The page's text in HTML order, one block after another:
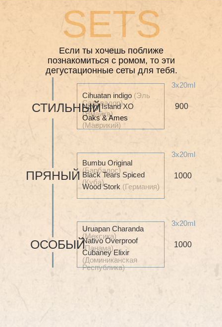
SETS
Если ты хочешь поближе
познакомиться с ромом, то эти
дегустационные сеты для тебя.
Nativo Overproof
(Панама)
Cubaney Elixir
(Доминиканская
Республика)
1000
Uruapan Charanda
(Мексика)
3х20ml
1000
Wood Stork (Германия)
Bumbu Original
(Барбадос)
Black Tears Spiced
(Куба)
3х20ml
Oaks & Ames
(Маврикий)
Navy Island XO
(Ямайка)
3х20ml
900
Cihuatan indigo (Эль
Сальвадор)
ОСОБЫЙ
ПРЯНЫЙ
СТИЛЬНЫЙ